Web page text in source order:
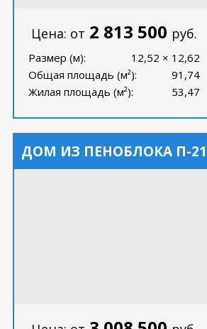
Цена: от 2 813 500 руб.
Размер (м):
12,52 × 12,62
Общая площадь (м²):
91,74
Жилая площадь (м²):
53,47
ДОМ ИЗ ПЕНОБЛОКА П-21